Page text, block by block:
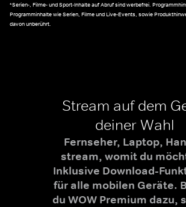
*Serien-, Filme- und Sport-Inhalte auf Abruf sind werbefrei.
Programminhalte wie Serien, Filme und Live-Events, sowie
davon unberührt.
Stream auf dem
deiner Wahl
Fernseher, Laptop,
stream, womit du
Inklusive Download-
für alle mobilen Geräte.
du WOW Premium dazu,